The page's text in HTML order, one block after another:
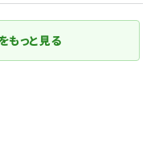
もっと見る